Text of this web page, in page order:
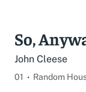
So,
John Cleese
01 Random